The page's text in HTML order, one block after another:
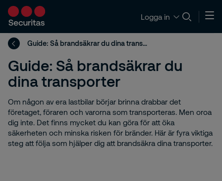
Logga in
Guide: Så brandsäkrar du dina transporter
Guide: Så brandsäkrar du
dina transporter
Om någon av era lastbilar börjar brinna drabbar det
företaget, föraren och varorna som transporteras. Men oroa
dig inte. Det finns mycket du kan göra för att öka
säkerheten och minska risken för bränder. Här är fyra viktiga
steg att följa som hjälper dig att brandsäkra dina transporter.